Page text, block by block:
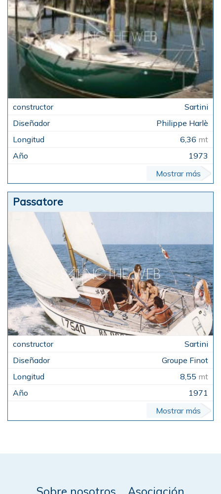
Sartini
Philippe Harlè
6,36 mt
1973
Mostrar más
Passatore
Sartini
Groupe Finot
8,55 mt
1971
Mostrar más